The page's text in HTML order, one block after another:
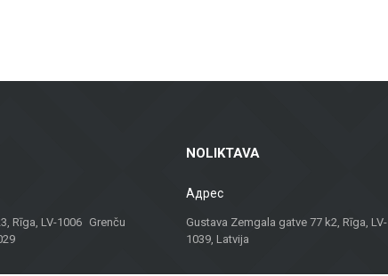
Rīga, LV-1006 Grenču
NOLIKTAVA
Адрес
Gustava Zemgala gatve 77 k2, Rīga, LV-
1039, Latvija